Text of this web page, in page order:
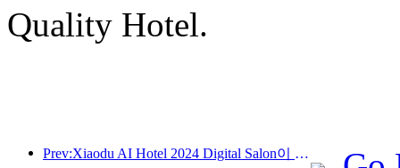
Quality Hotel.
Prev:Xiaodu AI Hotel 2024 Digital Salon이 성공적으로 마무리되었습니다! 미래 호텔 경험의 재구성 가속화